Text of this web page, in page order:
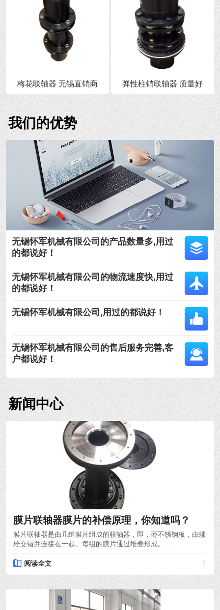
梅花联轴器 无锡直销商 弹性柱销联轴器 质量好
我们的优势
无锡怀军机械有限公司的产品数量多,用过
的都说好！
无锡怀军机械有限公司的物流速度快,用过
的都说好！
无锡怀军机械有限公司,用过的都说好！
无锡怀军机械有限公司的售后服务完善,客
户都说好！
新闻中心
膜片联轴器膜片的补偿原理，你知道吗？
膜片联轴器是由几组膜片组成的联轴器，即，薄不锈钢板，由螺
栓交错并连接在一起。每组的膜片通过堆叠形成。...
阅读全文